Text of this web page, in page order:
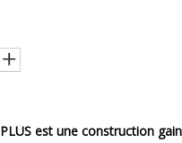
PLUS est une construction